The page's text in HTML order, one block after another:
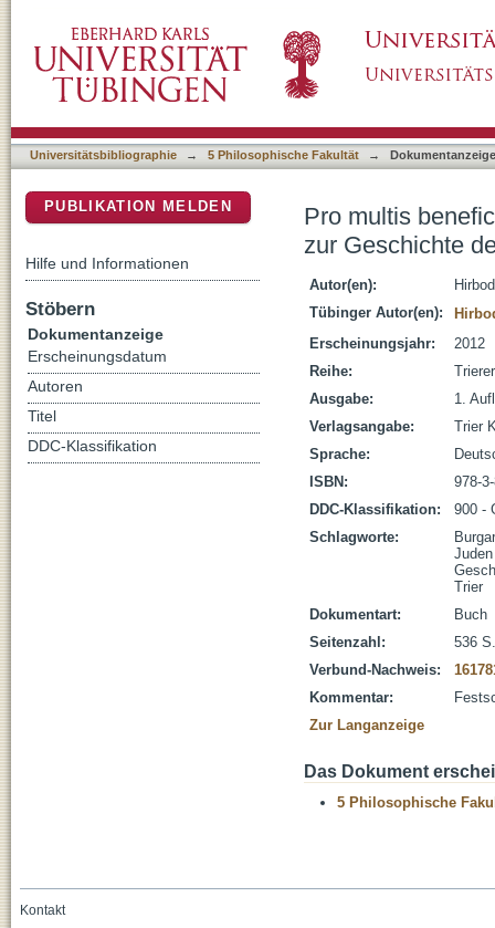
und des Trierer Raumes
Universitätsbibliographie → 5 Philosophische Fakultät → Dokumentanzeige
Pro multis
zur Geschichte
Autor(en):
Tübinger Autor(en):
Erscheinungsjahr:
2012
Reihe:
Ausgabe:
1.
Verlagsangabe:
Trier
Sprache:
ISBN:
978-
DDC-Klassifikation:
900 -
Schlagworte:
Juden
Trier
Dokumentart:
Buch
Seitenzahl:
536 S.
Verbund-Nachweis:
Kommentar:
Zur Langanzeige
Das Dokument
5 Philosophische
PUBLIKATION MELDEN
Hilfe und Informationen
Stöbern
Dokumentanzeige
Erscheinungsdatum
Autoren
Titel
DDC-Klassifikation
Kontakt